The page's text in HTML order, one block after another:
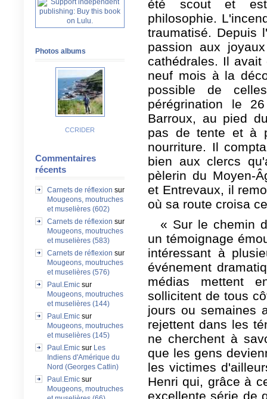
Photos albums
CCRIDER
Commentaires
récents
Carnets de réflexion sur
Mougeons, moutruches
et muselières (602)
Carnets de réflexion sur
Mougeons, moutruches
et muselières (583)
Carnets de réflexion sur
Mougeons, moutruches
et muselières (576)
Paul.Emic sur
Mougeons, moutruches
et muselières (144)
Paul.Emic sur
Mougeons, moutruches
et muselières (145)
Paul.Emic sur Les
Indiens d'Amérique du
Nord (Georges Catlin)
Paul.Emic sur
Mougeons, moutruches
été scout et est
philosophie.
traumatisé. Depuis
passion aux
cathédrales. Il
neuf mois à la
possible de
pérégrination le
Barroux, au pied
pas de tente et à
nourriture. Il
bien aux clercs
pèlerin du Moyen-
et Entrevaux, il
où sa route croisa
« Sur le chemin
un témoignage
intéressant à
événement
médias mettent
sollicitent de tous
jours ou semaines
rejettent dans les
ne cherchent à
que les gens
les victimes
Henri qui, grâce à
excellente série de